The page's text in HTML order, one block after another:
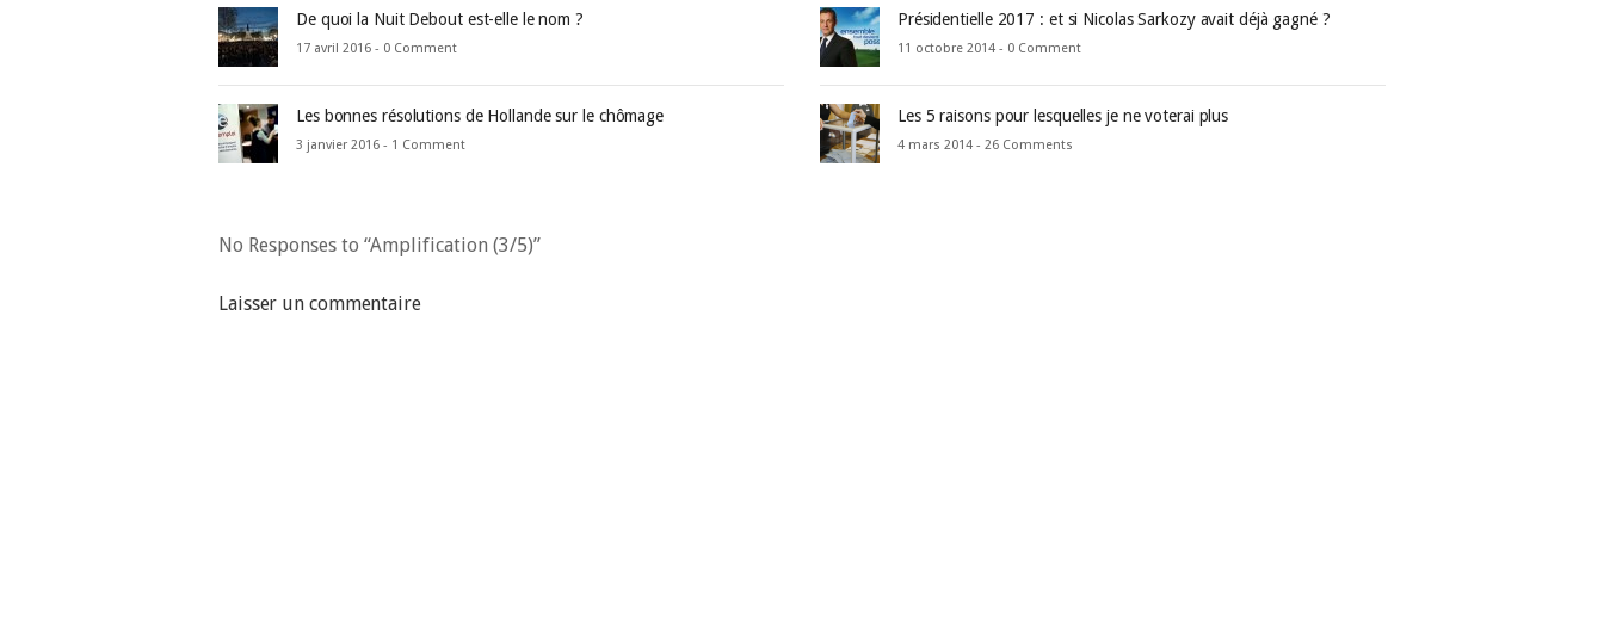
De quoi la Nuit Debout est-elle le nom ?
17 avril 2016 - 0 Comment
Les bonnes résolutions de Hollande sur le chômage
3 janvier 2016 - 1 Comment
Présidentielle 2017 : et si Nicolas Sarkozy avait déjà gagné ?
11 octobre 2014 - 0 Comment
Les 5 raisons pour lesquelles je ne voterai plus
4 mars 2014 - 26 Comments
No Responses to “Amplification (3/5)”
Laisser un commentaire